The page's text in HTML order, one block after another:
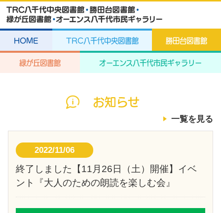
HOME TRC八千代中央図書館 勝田台図書館
緑が丘図書館 オーエンス八千代市民ギャラリー
お知らせ
一覧を見る
2022/11/06
終了しました【11月26日（土）開催】イベ
ント『大人のための朗読を楽しむ会』